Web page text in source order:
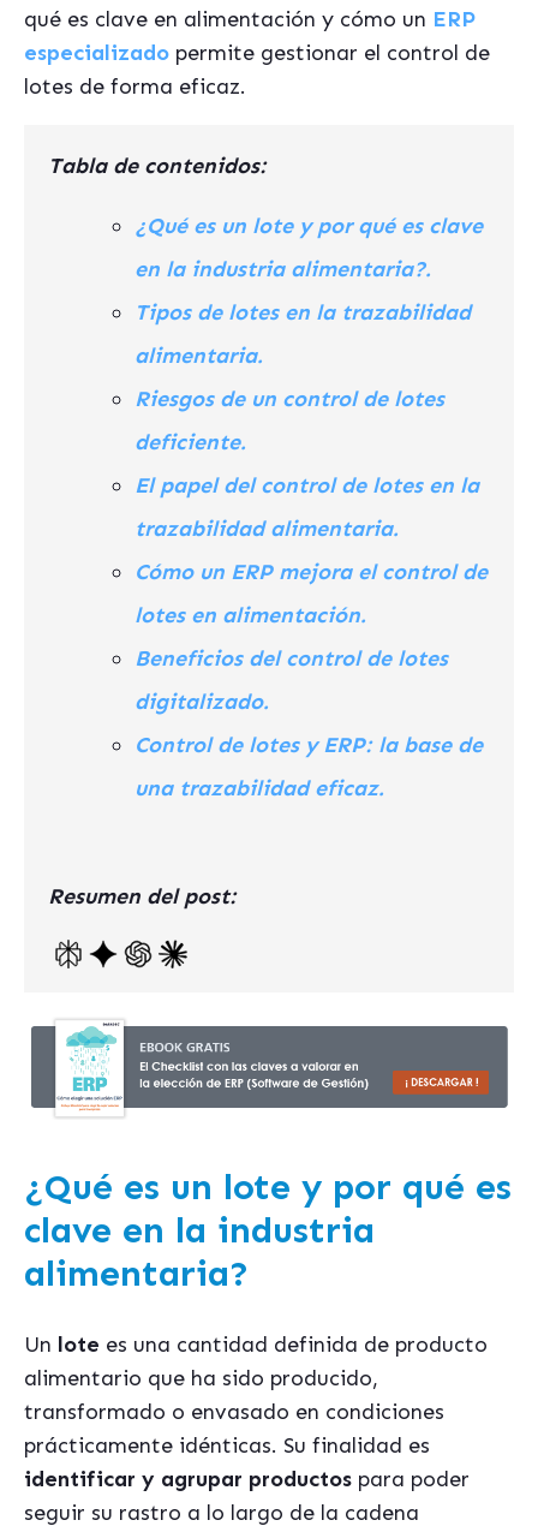
qué es clave en alimentación y cómo un ERP
especializado permite gestionar el control de
lotes de forma eficaz.
Tabla de contenidos:
¿Qué es un lote y por qué es clave
en la industria alimentaria?.
Tipos de lotes en la trazabilidad
alimentaria.
Riesgos de un control de lotes
deficiente.
El papel del control de lotes en la
trazabilidad alimentaria.
Cómo un ERP mejora el control de
lotes en alimentación.
Beneficios del control de lotes
digitalizado.
Control de lotes y ERP: la base de
una trazabilidad eficaz.
Resumen del post:
¿Qué es un lote y por qué es
clave en la industria
alimentaria?
Un lote es una cantidad definida de producto
alimentario que ha sido producido,
transformado o envasado en condiciones
prácticamente idénticas. Su finalidad es
identificar y agrupar productos para poder
seguir su rastro a lo largo de la cadena